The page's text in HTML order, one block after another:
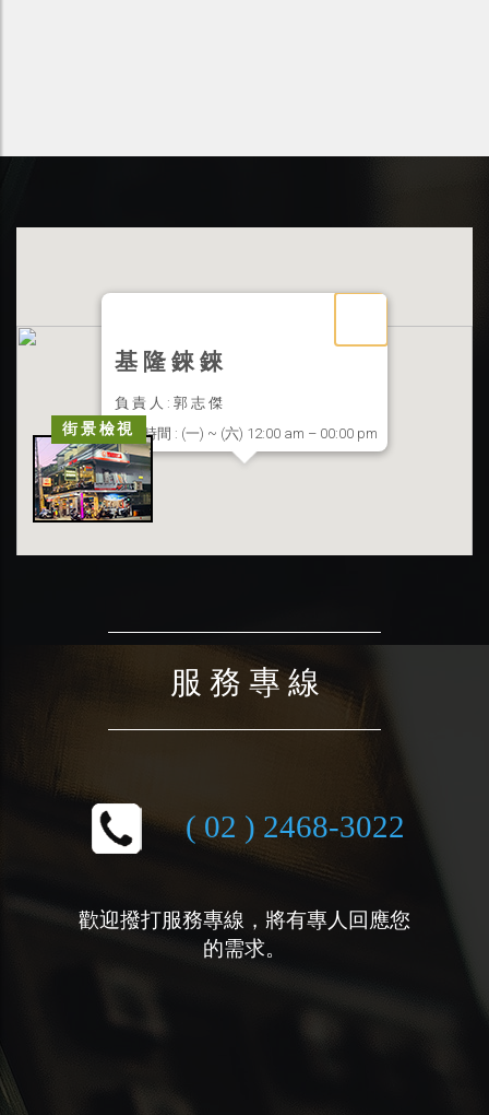
街景檢視
基 隆 錸 錸
負 責 人 : 郭 志 傑
營業時間 : (一) ~ (六) 12:00 am – 00:00 pm
聯絡地址 : 基隆市信義區東信路 33 號
服 務 專 線
( 02 ) 2468-3022
歡迎撥打服務專線，將有專人回應您
的需求。